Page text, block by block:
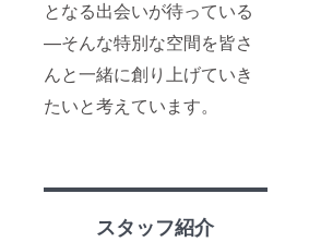
となる出会いが待っている
—そんな特別な空間を皆さ
んと一緒に創り上げていき
たいと考えています。
スタッフ紹介